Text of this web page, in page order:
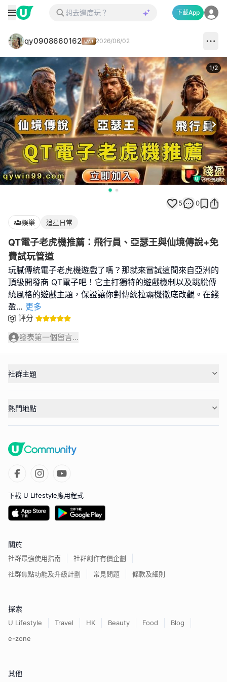
下載App
qy0908660162 2026/06/02
1/2
5 0
娛樂 追星日常
QT電子老虎機推薦：飛行員、亞瑟王與仙境傳說+免
費試玩管道
玩膩傳統電子老虎機遊戲了嗎？那就來嘗試這間來自亞洲的
頂級開發商 QT電子吧！它主打獨特的遊戲機制以及跳脫傳
統風格的遊戲主題，保證讓你對傳統拉霸機徹底改觀。在錢
盈... 更多
評分
發表第一個留言...
社群主題
熱門地點
下載 U Lifestyle應用程式
關於
社群最強使用指南
社群創作有價企劃
社群焦點功能及升級計劃
常見問題 條款及細則
探索
U Lifestyle Travel HK Beauty Food
Blog
e-zone
其他